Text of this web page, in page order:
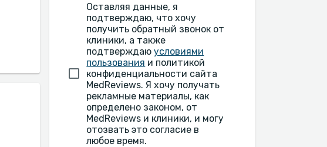
Оставляя данные, я
подтверждаю, что хочу
получить обратный звонок от
клиники, а также
подтверждаюусловиями
пользования и политикой
конфиденциальности сайта
MedReviews. Я хочу получать
рекламные материалы, как
определено законом, от
MedReviews и клиники, и могу
отозвать это согласие в
любое время.